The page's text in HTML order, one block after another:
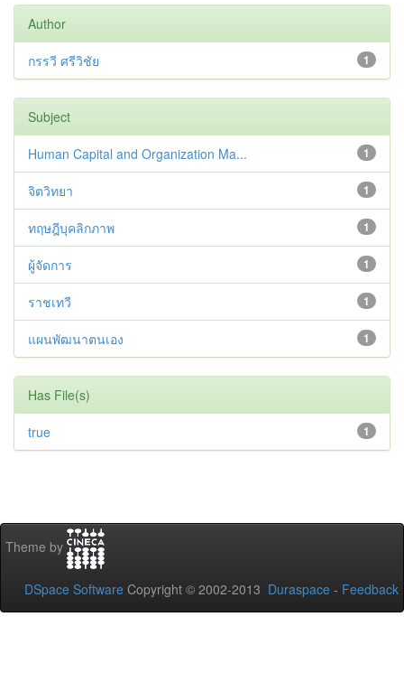
Author
1
กรรวี ศรีวิชัย
Subject
1
Human Capital and Organization Ma...
1
จิตวิทยา
1
ทฤษฎีบุคลิกภาพ
1
ผู้จัดการ
1
ราชเทวี
1
แผนพัฒนาตนเอง
Has File(s)
1
true
Theme by
DSpace Software Copyright © 2002-2013 Duraspace - Feedback